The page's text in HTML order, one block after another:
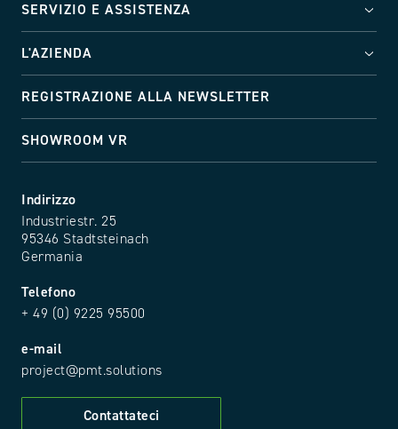
Indirizzo
Industriestr. 25
95346 Stadtsteinach
Germania
Telefono
+ 49 (0) 9225 95500
e-mail
project@pmt.solutions
Contattateci
SERVIZIO E ASSISTENZA
L'AZIENDA
REGISTRAZIONE ALLA NEWSLETTER
SHOWROOM VR